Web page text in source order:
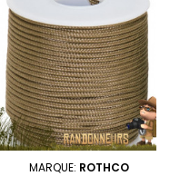
MARQUE: ROTHCO